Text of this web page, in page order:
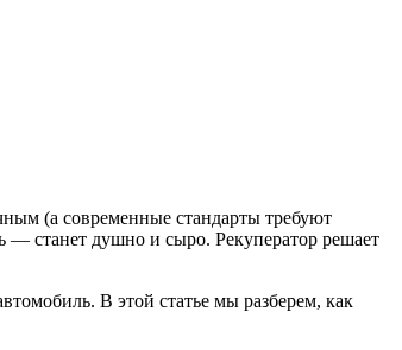
(а современные стандарты требуют
— станет душно и сыро. Рекуператор решает
В этой статье мы разберем, как